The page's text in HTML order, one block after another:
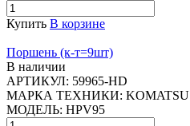
Купить В корзине
Поршень (к-т=9шт)
В наличии
АРТИКУЛ: 59965-HD
МАРКА ТЕХНИКИ: KOMATSU
МОДЕЛЬ: HPV95